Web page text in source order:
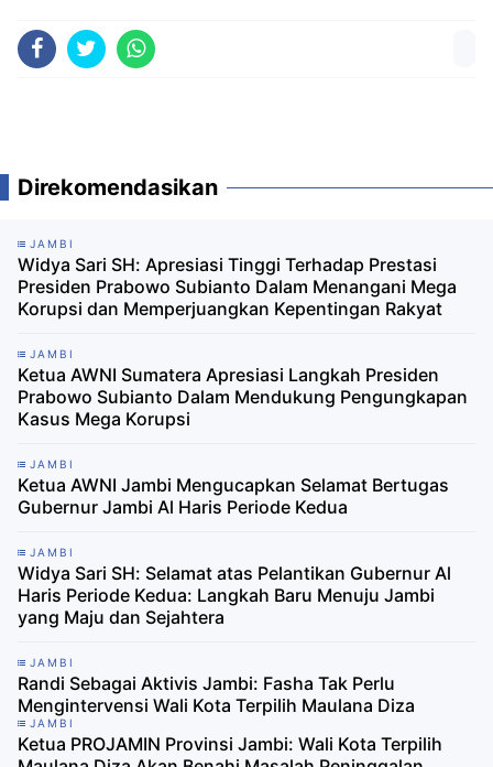
Direkomendasikan
JAMBI
Widya Sari SH: Apresiasi Tinggi Terhadap Prestasi
Presiden Prabowo Subianto Dalam Menangani Mega
Korupsi dan Memperjuangkan Kepentingan Rakyat
JAMBI
Ketua AWNI Sumatera Apresiasi Langkah Presiden
Prabowo Subianto Dalam Mendukung Pengungkapan
Kasus Mega Korupsi
JAMBI
Ketua AWNI Jambi Mengucapkan Selamat Bertugas
Gubernur Jambi Al Haris Periode Kedua
JAMBI
Widya Sari SH: Selamat atas Pelantikan Gubernur Al
Haris Periode Kedua: Langkah Baru Menuju Jambi
yang Maju dan Sejahtera
JAMBI
Randi Sebagai Aktivis Jambi: Fasha Tak Perlu
Mengintervensi Wali Kota Terpilih Maulana Diza
JAMBI
Ketua PROJAMIN Provinsi Jambi: Wali Kota Terpilih